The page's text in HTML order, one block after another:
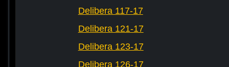
Delibera 117-17
Delibera 121-17
Delibera 123-17
Delibera 126-17